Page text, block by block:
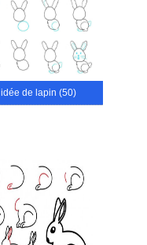
idée de lapin (50)